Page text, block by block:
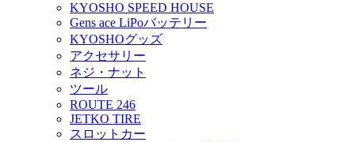
KYOSHO SPEED HOUSE
Gens ace LiPoバッテリー
KYOSHOグッズ
アクセサリー
ネジ・ナット
ツール
ROUTE 246
JETKO TIRE
スロットカー